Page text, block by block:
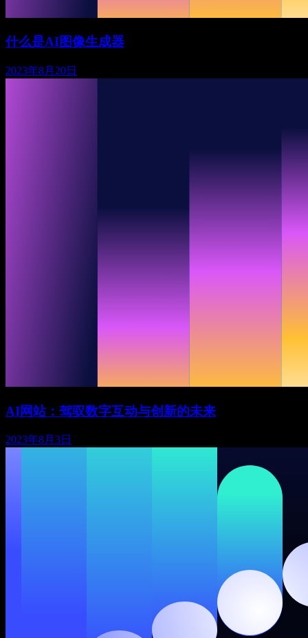
什么是AI图像生成器
2023年8月20日
AI网站：驾驭数字互动与创新的未来
2023年8月3日